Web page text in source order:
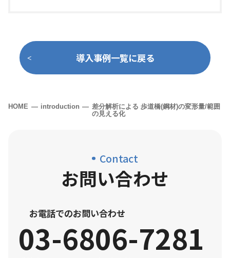
HOME introduction
差分解析による 歩道橋(鋼材)の変形量/範囲
の見える化
導入事例一覧に戻る
Contact
お問い合わせ
お電話でのお問い合わせ
03-6806-7281